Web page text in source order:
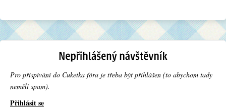
Pro přispívání do Cuketka fóra je třeba být přihlášen (to abychom tady
neměli spam).
Přihlásit se